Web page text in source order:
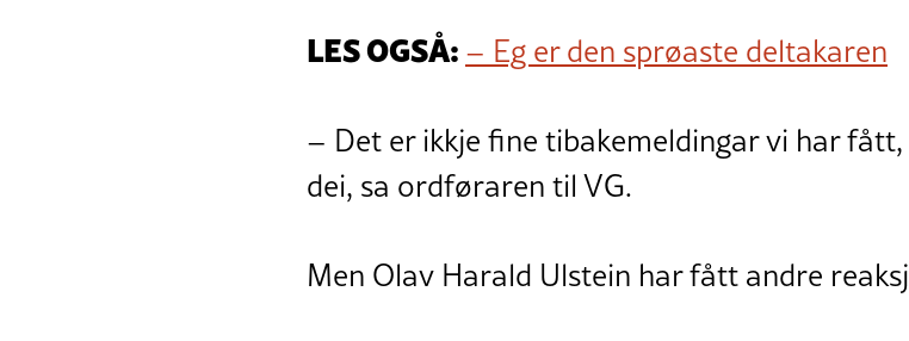
LES OGSÅ:– Eg er den sprøaste deltakaren
– Det er ikkje fine tibakemeldingar vi har
dei, sa ordføraren til VG.
Men Olav Harald Ulstein har fått andre